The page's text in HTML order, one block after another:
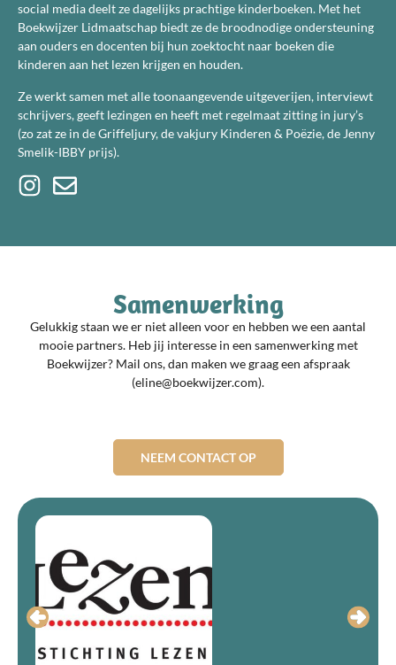
social media deelt ze dagelijks prachtige kinderboeken. Met het
Boekwijzer Lidmaatschap biedt ze de broodnodige ondersteuning
aan ouders en docenten bij hun zoektocht naar boeken die
kinderen aan het lezen krijgen en houden.
Ze werkt samen met alle toonaangevende uitgeverijen, interviewt
schrijvers, geeft lezingen en heeft met regelmaat zitting in jury’s
(zo zat ze in de Griffeljury, de vakjury Kinderen & Poëzie, de Jenny
Smelik-IBBY prijs).
Samenwerking
Gelukkig staan we er niet alleen voor en hebben we een aantal
mooie partners. Heb jij interesse in een samenwerking met
Boekwijzer? Mail ons, dan maken we graag een afspraak
(eline@boekwijzer.com).
NEEM CONTACT OP